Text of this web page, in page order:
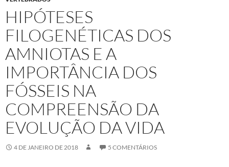
HIPÓTESES
FILOGENÉTICAS DOS
AMNIOTAS E A
IMPORTÂNCIA DOS
FÓSSEIS NA
COMPREENSÃO DA
EVOLUÇÃO DA VIDA
4 DE JANEIRO DE 2018 5 COMENTÁRIOS